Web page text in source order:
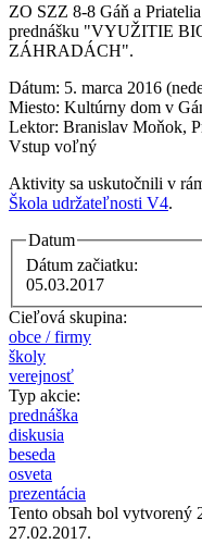
ZO SZZ 8-8 Gáň a
prednášku "VYUŽITIE
ZÁHRADÁCH".
Dátum: 5. marca 2016
Miesto: Kultúrny dom v
Lektor: Branislav Moňok,
Vstup voľný
Aktivity sa uskutočnili v
Škola udržateľnosti V4.
Datum
Dátum začiatku:
05.03.2017
Cieľová skupina:
obce / firmy
školy
verejnosť
Typ akcie:
prednáška
diskusia
beseda
osveta
prezentácia
Tento obsah bol vytvorený
27.02.2017.